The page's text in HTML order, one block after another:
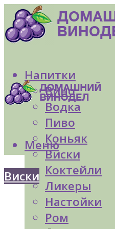
Напитки
Вино
Водка
Пиво
Коньяк
Виски
Коктейли
Ликеры
Настойки
Ром
Меню
Виски